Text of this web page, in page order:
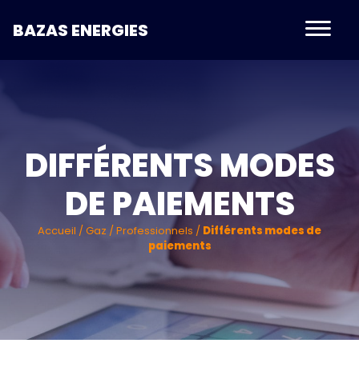
BAZAS ENERGIES
DIFFÉRENTS MODES
DE PAIEMENTS
Accueil /Gaz /Professionnels / Différents modes de
paiements